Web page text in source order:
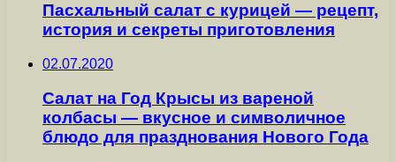
Пасхальный салат с курицей — рецепт,
история и секреты приготовления
02.07.2020
Салат на Год Крысы из вареной
колбасы — вкусное и символичное
блюдо для празднования Нового Года